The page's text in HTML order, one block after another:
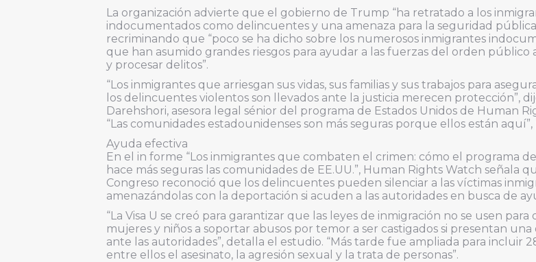
La organización advierte que el gobierno de Trump “ha retratado a los
indocumentados como delincuentes y una amenaza para la seguridad
recriminando que “poco se ha dicho sobre los numerosos inmigrantes
que han asumido grandes riesgos para ayudar a las fuerzas del orden público
y procesar delitos”.
“Los inmigrantes que arriesgan sus vidas, sus familias y sus trabajos para
los delincuentes violentos son llevados ante la justicia merecen protección”,
Darehshori, asesora legal sénior del programa de Estados Unidos de Human
“Las comunidades estadounidenses son más seguras porque ellos están aquí”,
Ayuda efectiva
En el in forme “Los inmigrantes que combaten el crimen: cómo el programa de
hace más seguras las comunidades de EE.UU.”, Human Rights Watch señala
Congreso reconoció que los delincuentes pueden silenciar a las víctimas
amenazándolas con la deportación si acuden a las autoridades en busca de
“La Visa U se creó para garantizar que las leyes de inmigración no se usen para
mujeres y niños a soportar abusos por temor a ser castigados si presentan
ante las autoridades”, detalla el estudio. “Más tarde fue ampliada para incluir
entre ellos el asesinato, la agresión sexual y la trata de personas”.